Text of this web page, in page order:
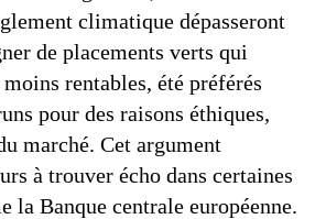
climatique dépasseront
de placements verts qui
rentables, été préférés
pour des raisons éthiques,
marché. Cet argument
à trouver écho dans certaines
la Banque centrale européenne.